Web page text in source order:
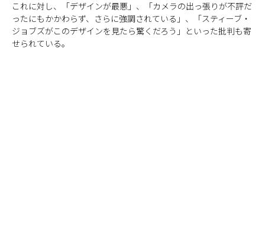
これに対し、「デザインが最悪」、「カメラの出っ張りが不評だ
ったにもかかわらず、さらに強調されている」、「スティーブ・
ジョブズがこのデザインを見たら驚くだろう」といった批判も寄
せられている。